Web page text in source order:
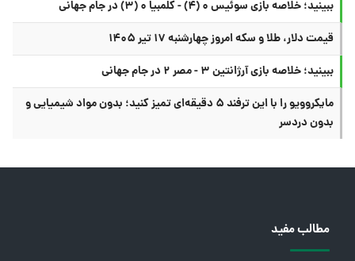
ببینید؛ خلاصه بازی سوئیس ۰ (۴) - کلمبیا ۰ (۳) در جام جهانی
قیمت دلار، طلا و سکه امروز چهارشنبه ۱۷ تیر ۱۴۰۵
ببینید؛ خلاصه بازی آرژانتین ۳ - مصر ۲ در جام جهانی
مایکروویو را با این ترفند ۵ دقیقه‌ای تمیز کنید؛ بدون مواد شیمیایی و
بدون دردسر
مطالب مفید